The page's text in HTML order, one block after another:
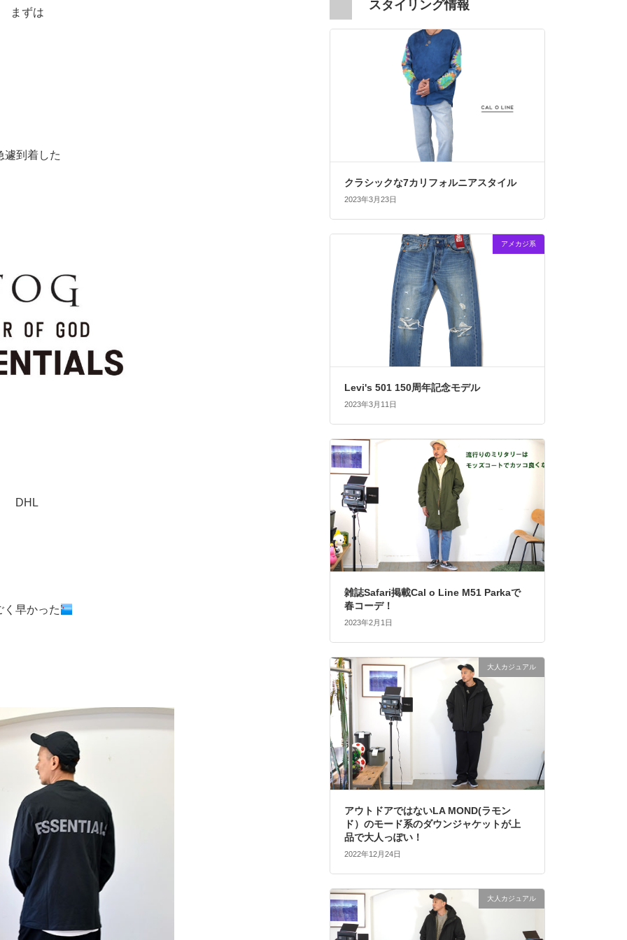
まずは
遽到着した
DHL
く早かった
スタイリング情報
クラシックな7カリフォルニアスタイル
2023年3月23日
アメカジ系
Levi's 501 150周年記念モデル
2023年3月11日
雑誌Safari掲載Cal o Line M51 Parkaで
春コーデ！
2023年2月1日
大人カジュアル
アウトドアではないLA MOND(ラモン
ド）のモード系のダウンジャケットが上
品で大人っぽい！
2022年12月24日
大人カジュアル